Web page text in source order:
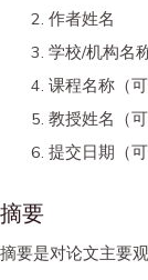
作者姓名
学校/机构名
课程名称（可
教授姓名（可
提交日期（可
摘要
摘要是对论文主要